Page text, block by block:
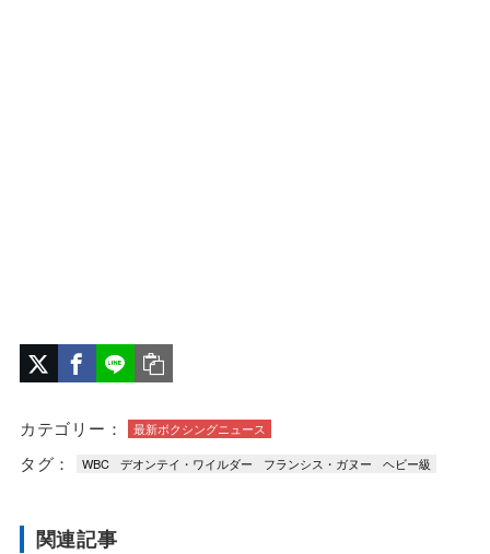
カテゴリー： 最新ボクシングニュース
タグ： WBC デオンテイ・ワイルダー フランシス・ガヌー ヘビー級
関連記事